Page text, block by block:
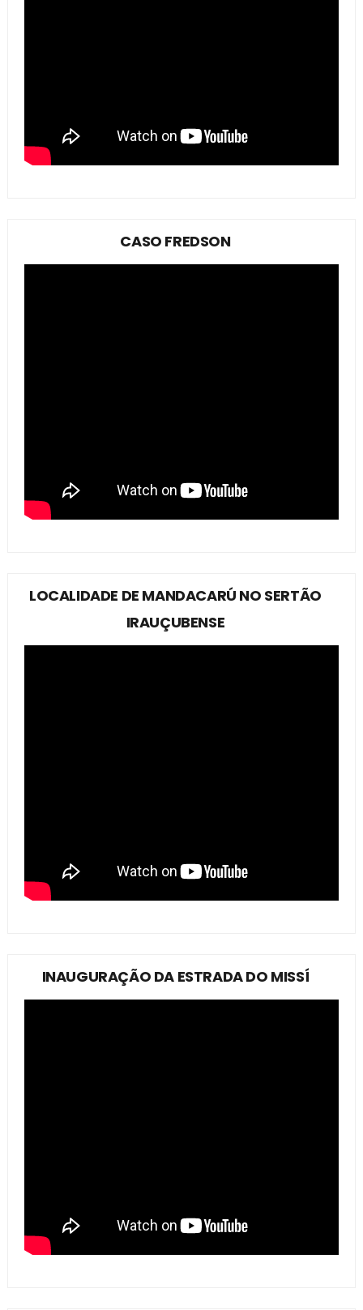
CASO FREDSON
LOCALIDADE DE MANDACARÚ NO SERTÃO
IRAUÇUBENSE
INAUGURAÇÃO DA ESTRADA DO MISSÍ